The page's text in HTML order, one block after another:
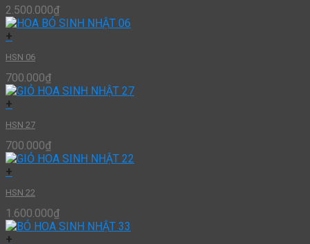
2.500.000₫
+
HSN 06
700.000₫
+
HSN 27
700.000₫
+
HSN 22
1.600.000₫
+